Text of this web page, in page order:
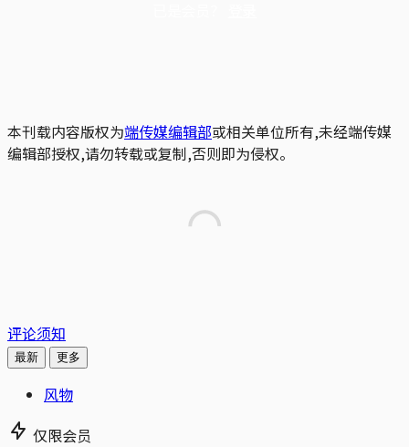
本刊载内容版权为端传媒编辑部或相关单位所有,未经端传媒
编辑部授权,请勿转载或复制,否则即为侵权。
评论须知
最新 更多
风物
仅限会员